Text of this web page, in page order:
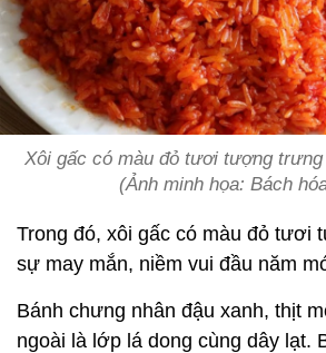
Xôi gấc có màu đỏ tươi tượng
(Ảnh minh họa: Bách
Trong đó, xôi gấc có màu đỏ tươi
sự may mắn, niềm vui đầu năm
Bánh chưng nhân đậu xanh, thịt
ngoài là lớp lá dong cùng dây lạt.